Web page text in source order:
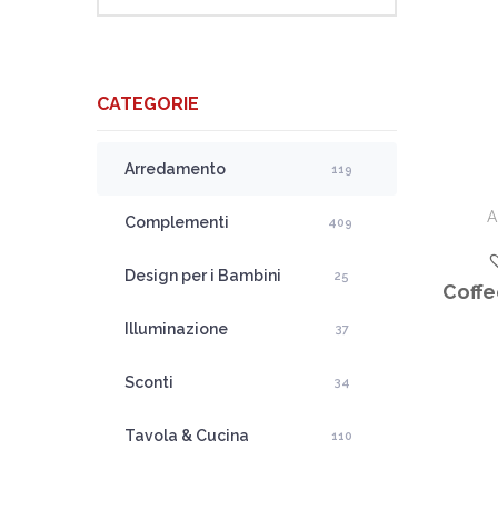
CATEGORIE
Arredamento 119
Complementi 409
Design per i Bambini 25
Illuminazione 37
Sconti 34
Tavola & Cucina 110